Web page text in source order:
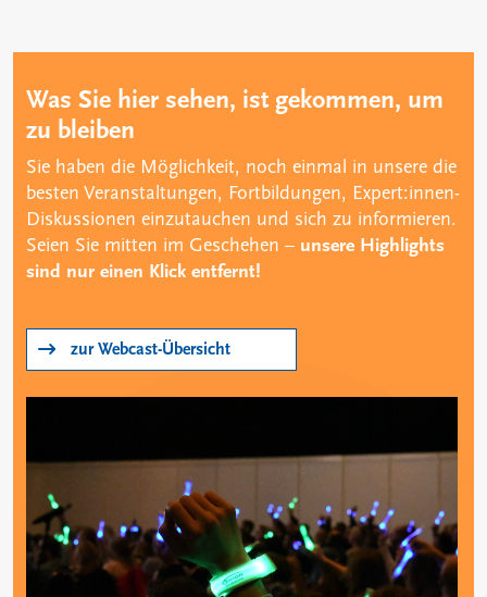
Was Sie hier sehen, ist gekommen, um
zu bleiben
Sie haben die Möglichkeit, noch einmal in unsere die
besten Veranstaltungen, Fortbildungen, Expert:innen-
Diskussionen einzutauchen und sich zu informieren.
Seien Sie mitten im Geschehen – unsere Highlights
sind nur einen Klick entfernt!
zur Webcast-Übersicht